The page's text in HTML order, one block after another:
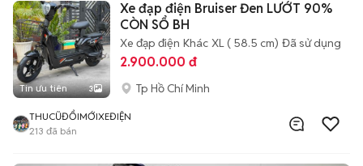
Tin ưu tiên 3
Xe đạp điện Bruiser Đen LƯỚT 90%
CÒN SỔ BH
Xe đạp điện Khác XL ( 58.5 cm) Đã sử dụng
2.900.000 đ
Tp Hồ Chí Minh
THUCŨĐỔIMỚIXEĐIỆN
213 đã bán